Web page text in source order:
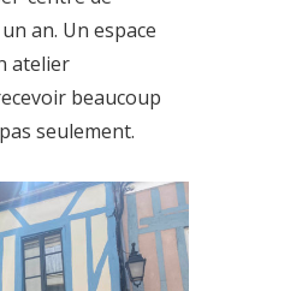
an. Un espace
atelier
beaucoup
seulement.